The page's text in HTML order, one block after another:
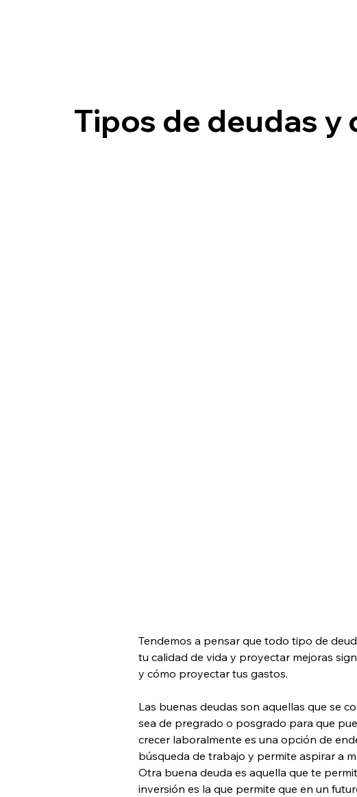
Tipos de deudas y
Tendemos a pensar que todo tipo de
tu calidad de vida y proyectar mejoras
y cómo proyectar tus gastos.
Las buenas deudas son aquellas que se
sea de pregrado o posgrado para que
crecer laboralmente es una opción de
búsqueda de trabajo y permite aspirar a
Otra buena deuda es aquella que te
inversión es la que permite que en un